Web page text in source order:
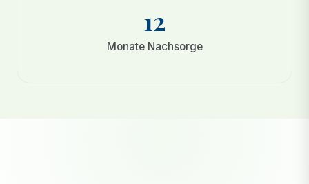
12
Monate Nachsorge